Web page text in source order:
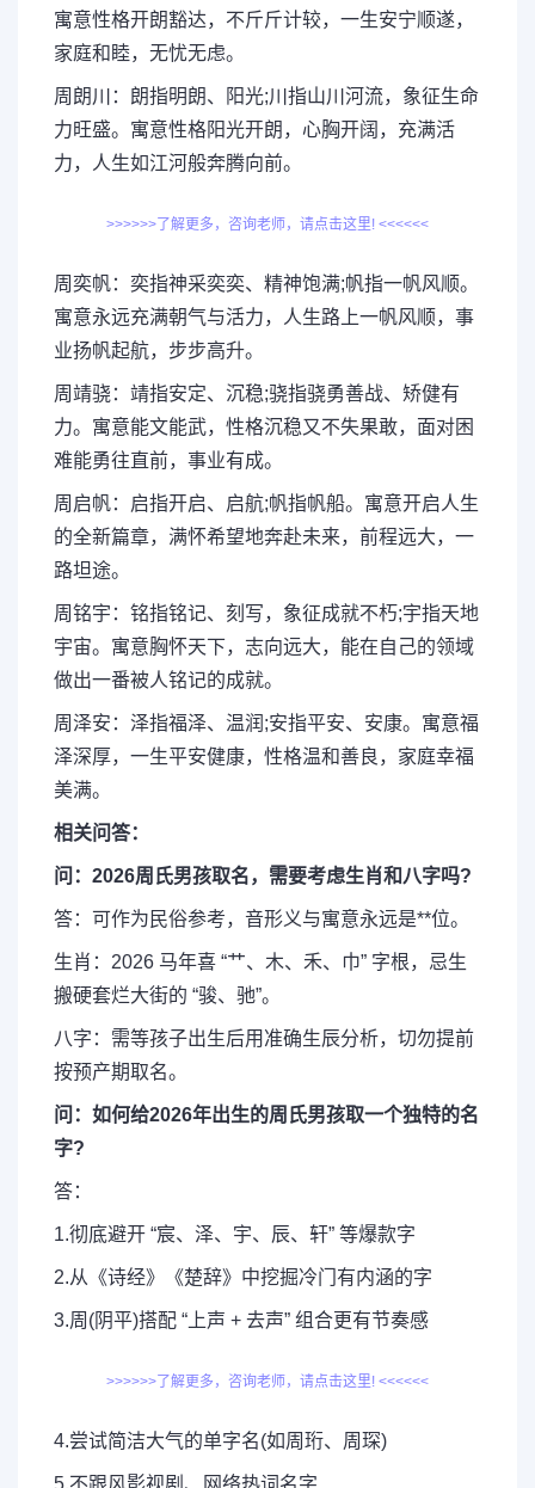
寓意性格开朗豁达，不斤斤计较，一生安宁顺遂，
家庭和睦，无忧无虑。
周朗川：朗指明朗、阳光;川指山川河流，象征生命
力旺盛。寓意性格阳光开朗，心胸开阔，充满活
力，人生如江河般奔腾向前。
>>>>>>了解更多，咨询老师，请点击这里! <<<<<<
周奕帆：奕指神采奕奕、精神饱满;帆指一帆风顺。
寓意永远充满朝气与活力，人生路上一帆风顺，事
业扬帆起航，步步高升。
周靖骁：靖指安定、沉稳;骁指骁勇善战、矫健有
力。寓意能文能武，性格沉稳又不失果敢，面对困
难能勇往直前，事业有成。
周启帆：启指开启、启航;帆指帆船。寓意开启人生
的全新篇章，满怀希望地奔赴未来，前程远大，一
路坦途。
周铭宇：铭指铭记、刻写，象征成就不朽;宇指天地
宇宙。寓意胸怀天下，志向远大，能在自己的领域
做出一番被人铭记的成就。
周泽安：泽指福泽、温润;安指平安、安康。寓意福
泽深厚，一生平安健康，性格温和善良，家庭幸福
美满。
相关问答：
问：2026周氏男孩取名，需要考虑生肖和八字吗?
答：可作为民俗参考，音形义与寓意永远是**位。
生肖：2026 马年喜 “艹、木、禾、巾” 字根，忌生
搬硬套烂大街的 “骏、驰”。
八字：需等孩子出生后用准确生辰分析，切勿提前
按预产期取名。
问：如何给2026年出生的周氏男孩取一个独特的名
字?
答：
1.彻底避开 “宸、泽、宇、辰、轩” 等爆款字
2.从《诗经》《楚辞》中挖掘冷门有内涵的字
3.周(阴平)搭配 “上声 + 去声” 组合更有节奏感
>>>>>>了解更多，咨询老师，请点击这里! <<<<<<
4.尝试简洁大气的单字名(如周珩、周琛)
5.不跟风影视剧、网络热词名字